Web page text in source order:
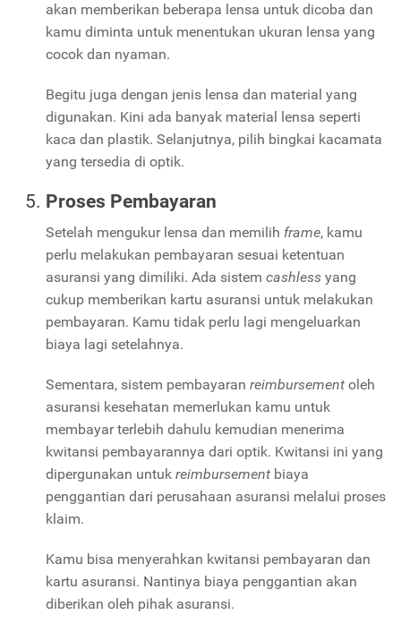
akan memberikan beberapa lensa untuk dicoba dan
kamu diminta untuk menentukan ukuran lensa yang
cocok dan nyaman.
Begitu juga dengan jenis lensa dan material yang
digunakan. Kini ada banyak material lensa seperti
kaca dan plastik. Selanjutnya, pilih bingkai kacamata
yang tersedia di optik.
Proses Pembayaran
Setelah mengukur lensa dan memilih frame, kamu
perlu melakukan pembayaran sesuai ketentuan
asuransi yang dimiliki. Ada sistem cashless yang
cukup memberikan kartu asuransi untuk melakukan
pembayaran. Kamu tidak perlu lagi mengeluarkan
biaya lagi setelahnya.
Sementara, sistem pembayaran reimbursement oleh
asuransi kesehatan memerlukan kamu untuk
membayar terlebih dahulu kemudian menerima
kwitansi pembayarannya dari optik. Kwitansi ini yang
dipergunakan untuk reimbursement biaya
penggantian dari perusahaan asuransi melalui proses
klaim.
Kamu bisa menyerahkan kwitansi pembayaran dan
kartu asuransi. Nantinya biaya penggantian akan
diberikan oleh pihak asuransi.